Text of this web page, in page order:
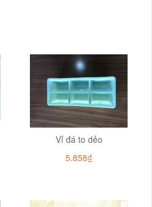
Vỉ đá to dẻo
5.858₫